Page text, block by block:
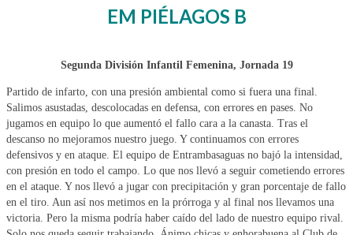
EM PIÉLAGOS B
Segunda División Infantil Femenina, Jornada 19
Partido de infarto, con una presión ambiental como si fuera una final.
Salimos asustadas, descolocadas en defensa, con errores en pases. No
jugamos en equipo lo que aumentó el fallo cara a la canasta. Tras el
descanso no mejoramos nuestro juego. Y continuamos con errores
defensivos y en ataque. El equipo de Entrambasaguas no bajó la intensidad,
con presión en todo el campo. Lo que nos llevó a seguir cometiendo errores
en el ataque. Y nos llevó a jugar con precipitación y gran porcentaje de fallo
en el tiro. Aun así nos metimos en la prórroga y al final nos llevamos una
victoria. Pero la misma podría haber caído del lado de nuestro equipo rival.